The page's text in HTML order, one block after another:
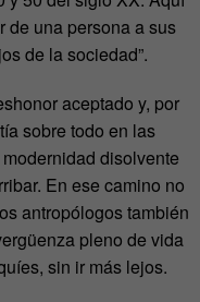
de una persona a sus
de la sociedad”.
aceptado y, por
sobre todo en las
disolvente
En ese camino no
antropólogos también
pleno de vida
sin ir más lejos.